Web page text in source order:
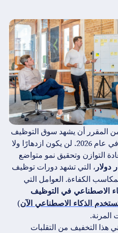
تقلبات عام 2025، من المقرر أن يشهد سوق التوظيف
في الولايات المتحدة استقرارًا في عام 2026. لن يكون ازدهارًا ولا
التوازن وتحقيق نمو متواضع
، التي تشهد دورات توظيف
الكفاءة. العوامل التي
الاصطناعي في التوظيف
)
التخفيف من التقلبات